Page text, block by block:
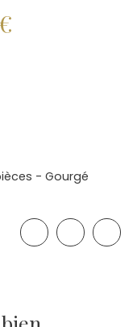
€
- Gourgé